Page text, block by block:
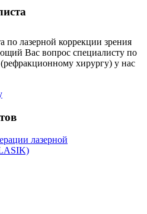
Вас вопрос специалисту по
хирургу) у нас